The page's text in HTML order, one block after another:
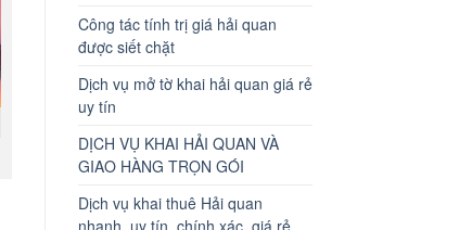
Công tác tính trị giá hải quan
được siết chặt
Dịch vụ mở tờ khai hải quan giá rẻ
uy tín
DỊCH VỤ KHAI HẢI QUAN VÀ
GIAO HÀNG TRỌN GÓI
Dịch vụ khai thuê Hải quan